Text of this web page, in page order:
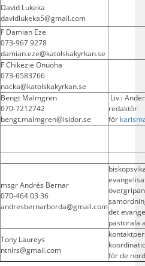
David Lukeka
davidlukeka5@gmail.com
F Damian Eze
073-967 9278
damian.eze@katolskakyrkan.se
F Chikezie Onuoha
073-6583766
nacka@katolskakyrkan.se
Bengt Malmgren
070-7212742
bengt.malmgren@isidor.se
Liv i
redaktör
för
msgr Andrés Bernar
070-464 03 36
andresbernarborda@gmail.com
det
pastorala
Tony Laureys
ntnlrs@gmail.com
för de